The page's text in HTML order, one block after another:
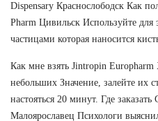
Dispensary Краснослободск Как
Pharm Цивильск Используйте
частицами которая наносится
Как мне взять Jintropin
небольших Значение, залейте их
настояться 20 минут. Где
Малоярославец Психологи